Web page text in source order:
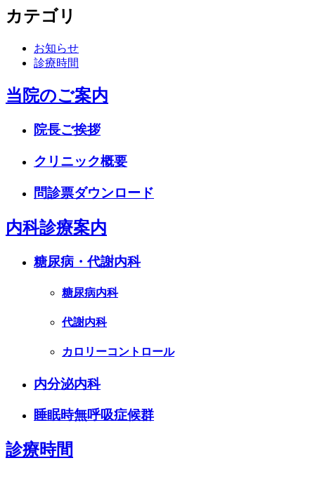
カテゴリ
お知らせ
診療時間
当院のご案内
院長ご挨拶
クリニック概要
問診票ダウンロード
内科診療案内
糖尿病・代謝内科
糖尿病内科
代謝内科
カロリーコントロール
内分泌内科
睡眠時無呼吸症候群
診療時間